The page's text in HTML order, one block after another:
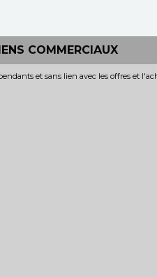
COMMERCIAUX
et sans lien avec les offres et